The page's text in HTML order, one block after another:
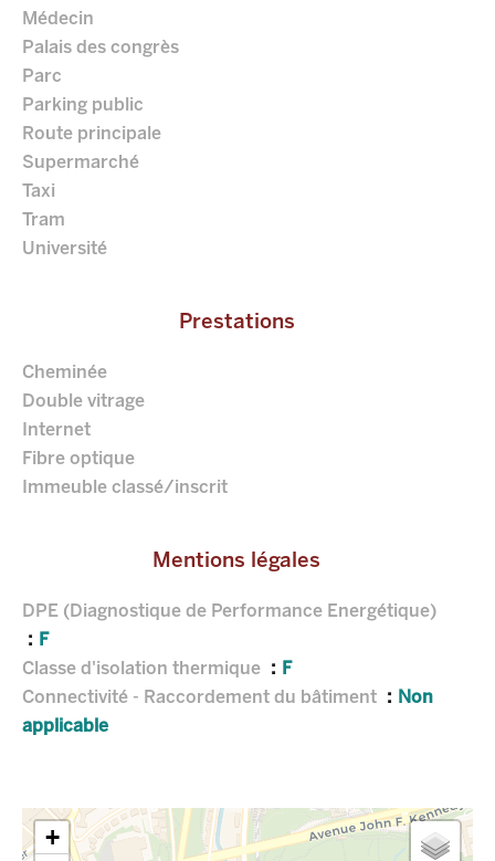
Médecin
Palais des congrès
Parc
Parking public
Route principale
Supermarché
Taxi
Tram
Université
Prestations
Cheminée
Double vitrage
Internet
Fibre optique
Immeuble classé/inscrit
Mentions légales
DPE (Diagnostique de Performance Energétique)
F
Classe d'isolation thermique
F
Connectivité - Raccordement du bâtiment
Non
applicable
+